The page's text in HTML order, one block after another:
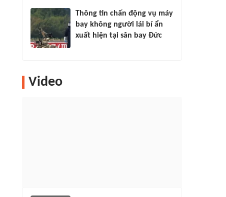
Thông tin chấn động vụ máy
bay không người lái bí ẩn
xuất hiện tại sân bay Đức
Video